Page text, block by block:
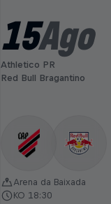
15Ago
Athletico PR
Red Bull Bragantino
Arena da Baixada
KO 18:30